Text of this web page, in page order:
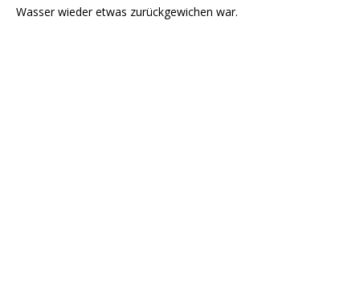
Wasser wieder etwas zurückgewichen war.